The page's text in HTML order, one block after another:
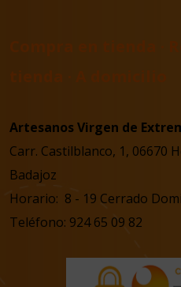
Artesanos Virgen de
Carr. Castilblanco, 1, 06670
Badajoz
Horario: 8 - 19 Cerrado
Teléfono: 924 65 09 82